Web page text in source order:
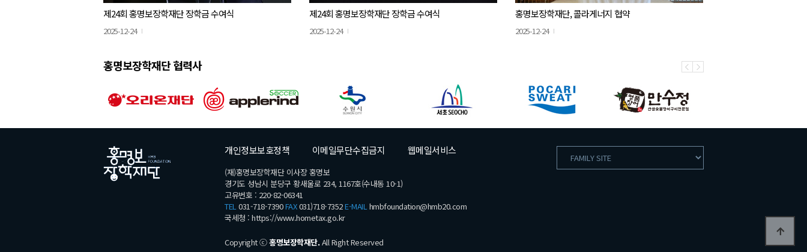
제24회 홍명보장학재단 장학금 수여식
2025-12-24
제24회 홍명보장학재단 장학금 수여식
2025-12-24
홍명보장학재단, 콜라게너지 협약
2025-12-24
홍명보장학재단 협력사
개인정보보호정책 이메일무단수집금지 웹메일서비스
(재)홍명보장학재단 이사장 홍명보
경기도 성남시 분당구 황새울로 234, 1167호(수내동 10-1)
고유번호 : 220-82-06341
TEL031-718-7390FAX031)718-7352E-MAILhmbfoundation@hmb20.com
국세청 : https://www.hometax.go.kr
Copyright ⓒ홍명보장학재단.All Right Reserved